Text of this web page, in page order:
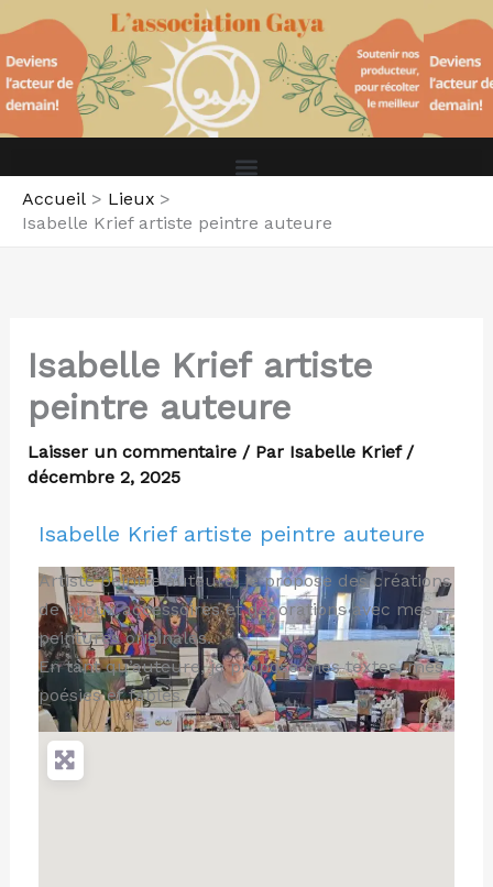
au
contenu
Accueil
Lieux
Isabelle Krief artiste peintre auteure
Isabelle Krief artiste
peintre auteure
Laisser un commentaire / Par Isabelle Krief /
décembre 2, 2025
Isabelle Krief artiste peintre auteure
Artiste peintre auteure, je propose des créations
de bijoux accessoires et décorations avec mes
peintures originales.
En tant qu’auteure, je propose mes textes, mes
poésies et fables.